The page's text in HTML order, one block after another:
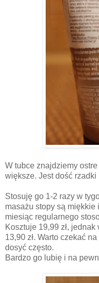
W tubce znajdziemy
większe. Jest dość rzadki
Stosuję go 1-2 razy w
masażu stopy są miękkie
miesiąc regularnego
Kosztuje 19,99 zł, jednak
13,90 zł. Warto czekać
dosyć często.
Bardzo go lubię i na